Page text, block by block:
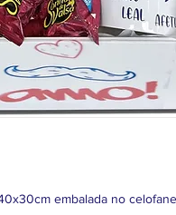
embalada no celofane